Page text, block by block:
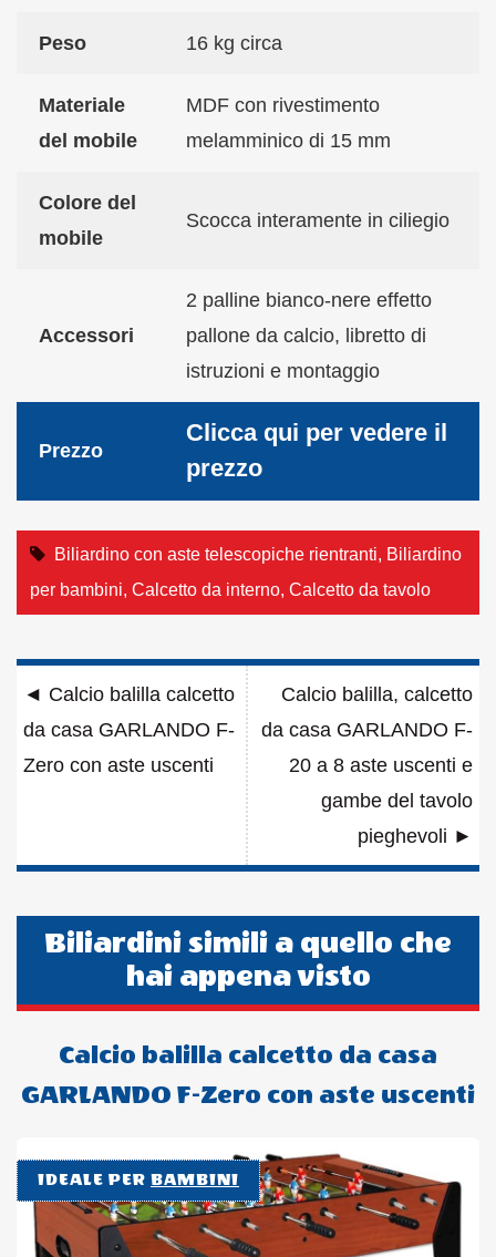
Peso 16 kg circa
Materiale
del mobile
MDF con rivestimento
melamminico di 15 mm
Colore del
mobile
Scocca interamente in ciliegio
Accessori
2 palline bianco-nere effetto
pallone da calcio, libretto di
istruzioni e montaggio
Prezzo
Clicca qui per vedere il
prezzo
Biliardino con aste telescopiche rientranti, Biliardino
per bambini, Calcetto da interno, Calcetto da tavolo
Navigazione
articoli
◄ Calcio balilla calcetto
da casa GARLANDO F-
Zero con aste uscenti
Calcio balilla, calcetto
da casa GARLANDO F-
20 a 8 aste uscenti e
gambe del tavolo
pieghevoli ►
Biliardini simili a quello che
hai appena visto
Calcio balilla calcetto da casa
GARLANDO F-Zero con aste uscenti
IDEALE PER BAMBINI